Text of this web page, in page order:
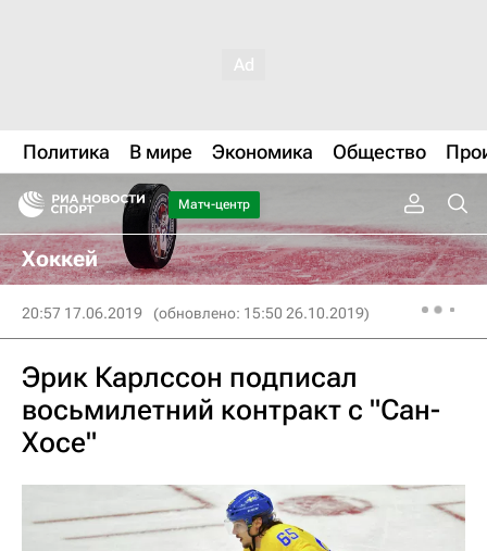
Политика В мире Экономика Общество
Матч-центр
Хоккей
20:57 17.06.2019 (обновлено: 15:50 26.10.2019)
Эрик Карлссон подписал
восьмилетний контракт с "Сан-
Хосе"